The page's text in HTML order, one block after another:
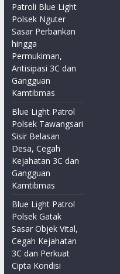
Patroli Blue Light
Polsek Nguter
Sasar Perbankan
hingga
Permukiman,
Antisipasi 3C dan
Gangguan
Kamtibmas
Blue Light Patrol
Polsek Tawangsari
Sisir Belasan
Desa, Cegah
Kejahatan 3C dan
Gangguan
Kamtibmas
Blue Light Patrol
Polsek Gatak
Sasar Objek Vital,
Cegah Kejahatan
3C dan Perkuat
Cipta Kondisi